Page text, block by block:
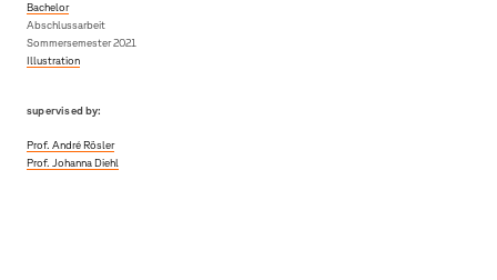
Bachelor
Abschlussarbeit
Sommersemester 2021
Illustration
supervised by:
Prof. André Rösler
Prof. Johanna Diehl